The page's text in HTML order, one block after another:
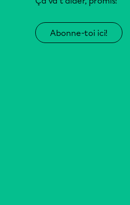
Abonne-toi ici!